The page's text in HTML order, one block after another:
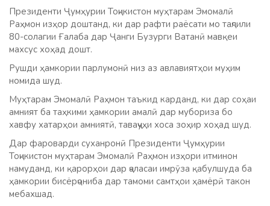
Президенти Ҷумҳурии Тоҷикистон муҳтарам Эмомалӣ
Раҳмон изҳор доштанд, ки дар рафти раёсати мо таҷлили
80-солагии Ғалаба дар Ҷанги Бузурги Ватанӣ мавқеи
махсус хоҳад дошт.
Рушди ҳамкории парлумонӣ низ аз авлавиятҳои муҳим
номида шуд.
Муҳтарам Эмомалӣ Раҳмон таъкид карданд, ки дар соҳаи
амният ба таҳкими ҳамкории амалӣ дар мубориза бо
хавфу хатарҳои амниятӣ, таваҷҷуҳи хоса зоҳир хоҳад шуд.
Дар фароварди суханронӣ Президенти Ҷумҳурии
Тоҷикистон муҳтарам Эмомалӣ Раҳмон изҳори итминон
намуданд, ки қарорҳои дар ҷаласаи имрӯза қабулшуда ба
ҳамкории бисёрҷониба дар тамоми самтҳои ҳамёрӣ такон
мебахшад.